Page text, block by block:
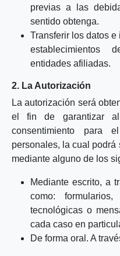
previas a las
sentido obtenga.
Transferir los datos
establecimientos
entidades afiliadas.
2. La Autorización
La autorización será
el fin de garantizar
consentimiento para
personales, la cual
mediante alguno de los
Mediante escrito, a
como:
tecnológicas o
cada caso en
De forma oral. A